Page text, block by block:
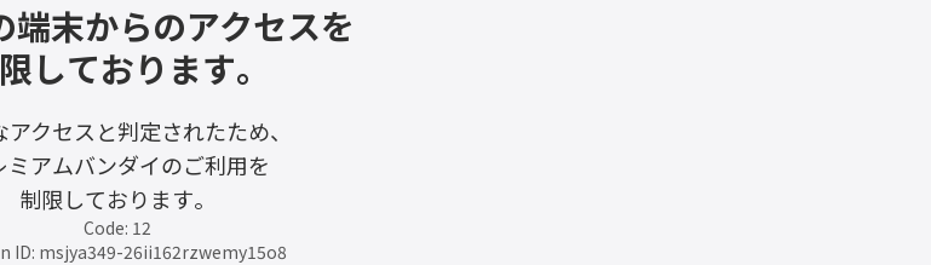
端末からのアクセスを
しております。
クセスと判定されたため、
ミアムバンダイのご利用を
制限しております。
Code: 12
ID: msjya349-26ii162rzwemy15o8